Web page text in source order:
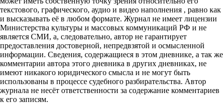
текстового, графического, аудио и видео наполнения , равно как
и высказывать её в любом формате. Журнал не имеет лицензии
Министерства культуры и массовых коммуникаций РФ и не
является СМИ, а, следовательно, автор не гарантирует
предоставления достоверной, непредвзятой и осмысленной
информации. Сведения, содержащиеся в этом дневнике, а так же
комментарии автора этого дневника в других дневниках, не
имеют никакого юридического смысла и не могут быть
использованы в процессе судебного разбирательства. Автор
журнала не несёт ответственности за содержание комментариев
к его записям.